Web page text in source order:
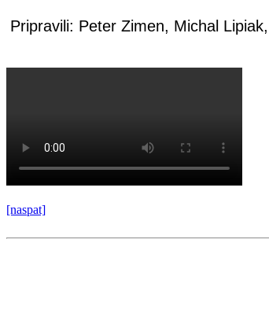
Pripravili: Peter Zimen, Michal
[naspat]